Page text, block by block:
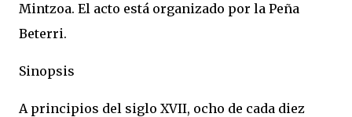
Mintzoa. El acto está organizado por la Peña
Beterri.
Sinopsis
A principios del siglo XVII, ocho de cada diez